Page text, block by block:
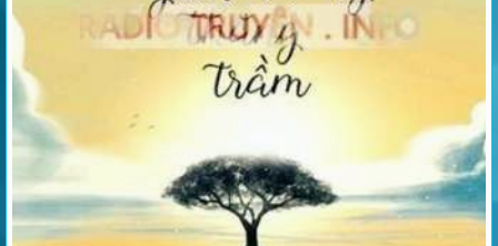
Giới thiệu